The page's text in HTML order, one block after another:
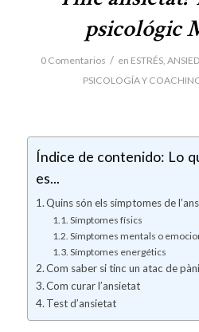
psicológic
0 Comentarios / en ESTRÉS,
PSICOLOGÍA Y
Índice de contenido: Lo
es...
Quins són els símptomes de
Símptomes físics
Símptomes mentals o
Símptomes energétics
Com saber si tinc un atac de
Com curar l’ansietat
Test d’ansietat